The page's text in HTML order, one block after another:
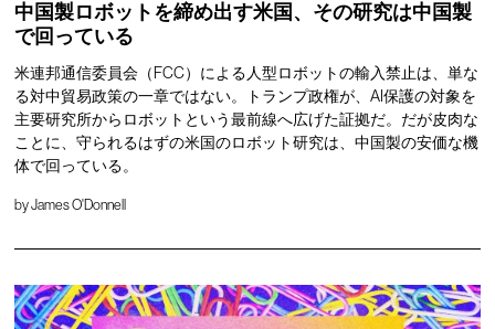
中国製ロボットを締め出す米国、その研究は中国製
で回っている
米連邦通信委員会（FCC）による人型ロボットの輸入禁止は、単な
る対中貿易政策の一章ではない。トランプ政権が、AI保護の対象を
主要研究所からロボットという最前線へ広げた証拠だ。だが皮肉な
ことに、守られるはずの米国のロボット研究は、中国製の安価な機
体で回っている。
byJames O'Donnell